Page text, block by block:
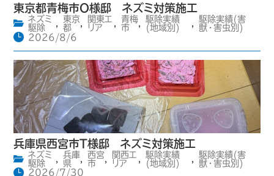
東京都青梅市O様邸 ネズミ対策施工
ネズミ
駆除
,
東京
都
,
関東エ
リア
,
青梅
市
,
駆除実績
(地域別)
,
駆除実績(害
獣・害虫別)
2026/8/6
兵庫県西宮市T様邸 ネズミ対策施工
ネズミ
駆除
,
兵庫
県
,
西宮
市
,
関西エ
リア
,
駆除実績
(地域別)
,
駆除実績(害
獣・害虫別)
2026/7/30